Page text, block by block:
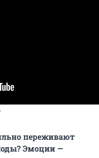
переживают
Эмоции —